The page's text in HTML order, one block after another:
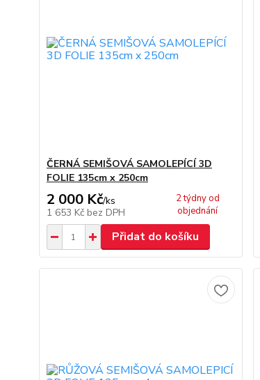
ČERNÁ SEMIŠOVÁ SAMOLEPÍCÍ 3D
FOLIE 135cm x 250cm
2 000 Kč/ks
1 653 Kč bez DPH
2 týdny od
objednání
Přidat do košíku